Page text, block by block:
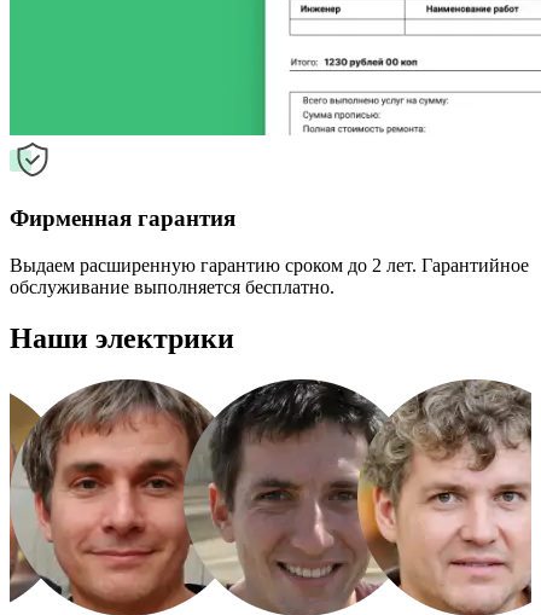
Фирменная гарантия
Выдаем расширенную гарантию сроком до 2 лет. Гарантийное
обслуживание выполняется бесплатно.
Наши электрики